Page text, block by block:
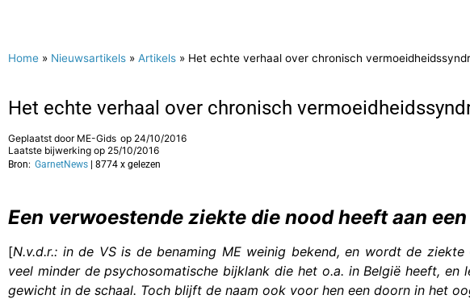
Home » Nieuwsartikels » Artikels » Het echte verhaal over chronisch
Het echte verhaal over chronisch
Geplaatst door ME-Gids op 24/10/2016
Laatste bijwerking op 25/10/2016
Bron: GarnetNews | 8774 x gelezen
Een verwoestende ziekte die nood heeft aan
[N.v.d.r.: in de VS is de benaming ME weinig bekend, en wordt de
veel minder de psychosomatische bijklank die het o.a. in België heeft, en
gewicht in de schaal. Toch blijft de naam ook voor hen een doorn in het